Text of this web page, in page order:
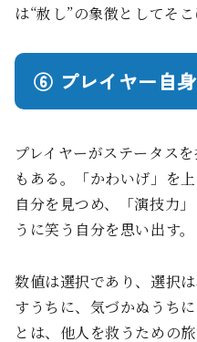
は“赦し”の象徴としてそこ
⑥ プレイヤー自
プレイヤーがステータス
もある。「かわいげ」を
自分を見つめ、「演技力
うに笑う自分を思い出す。
数値は選択であり、選択
すうちに、気づかぬうち
とは、他人を救うための